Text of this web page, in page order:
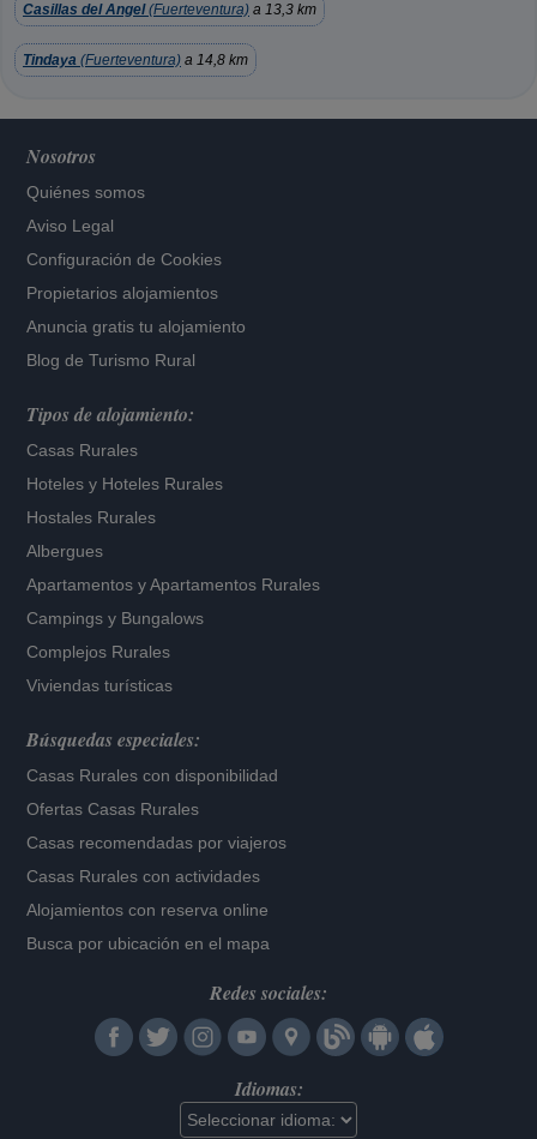
Casillas del Angel(Fuerteventura) a 13,3 km
Tindaya (Fuerteventura) a 14,8 km
Nosotros
Quiénes somos
Aviso Legal
Configuración de Cookies
Propietarios alojamientos
Anuncia gratis tu alojamiento
Blog de Turismo Rural
Tipos de alojamiento:
Casas Rurales
Hoteles y Hoteles Rurales
Hostales Rurales
Albergues
Apartamentos yApartamentos Rurales
Campings y Bungalows
Complejos Rurales
Viviendas turísticas
Búsquedas especiales:
Casas Rurales con disponibilidad
Ofertas Casas Rurales
Casas recomendadas por viajeros
Casas Rurales con actividades
Alojamientos con reserva online
Busca por ubicación en el mapa
Redes sociales:
Idiomas: